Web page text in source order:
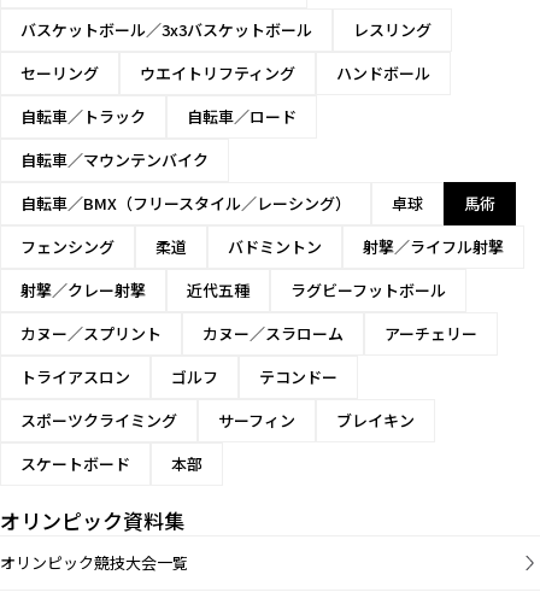
バスケットボール／3x3バスケットボール
レスリング
セーリング
ウエイトリフティング
ハンドボール
自転車／トラック
自転車／ロード
自転車／マウンテンバイク
自転車／BMX（フリースタイル／レーシング）
卓球
馬術
フェンシング
柔道 バドミントン
射撃／ライフル射撃
射撃／クレー射撃
近代五種
ラグビーフットボール
カヌー／スプリント
カヌー／スラローム
アーチェリー
トライアスロン
ゴルフ
テコンドー
スポーツクライミング
サーフィン
ブレイキン
スケートボード
本部
オリンピック資料集
オリンピック競技大会一覧